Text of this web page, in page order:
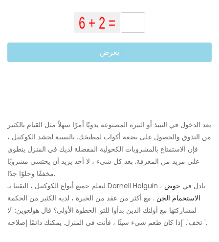
يعرض
يعد الدخول في النبيذ أو البيرة المصنوعة يدويًا أمرًا سهلاً مثل القيام بالكثير
من التذوق والحصول على بضعة أكواب لمطبخك. بالنسبة لحشد الكوكتيل ،
فإن الاستمتاع بالمشروبات الكحولية المفضلة لديك في المنزل ينطوي
على مزيد من المعرفة. بعد كل شيء ، لا أحد يريد أن يحتسي مشروبًا
مخففًا وحلوًا جدًا.
لتعلم جميع أنواع الكوكتيل ، التقينا بـ Darnell Holguin ، نادل في حوض
الاستحمام الجن . مع أكثر من عقد من الخبرة ، لديه الكثير من الحكمة
لمشاركتها مع أولئك الذين بدأوا للتو. الخطوة الأولى؟ قال هولغوين: 'لا
تخف'. 'إذا كان طعم شيء سيئًا ، فأنت في المنزل. يمكنك دائمًا إصلاحه '.